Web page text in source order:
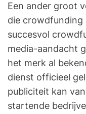
Een ander groot
die crowdfunding
succesvol
media-aandacht
het merk al
dienst officieel
publiciteit kan
startende